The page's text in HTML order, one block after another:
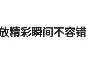
精彩瞬间不容错